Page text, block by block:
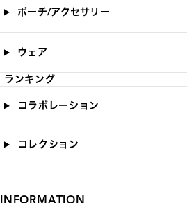
ポーチ/アクセサリー
ウェア
ランキング
コラボレーション
コレクション